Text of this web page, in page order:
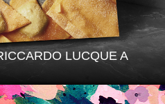
LUCQUE A